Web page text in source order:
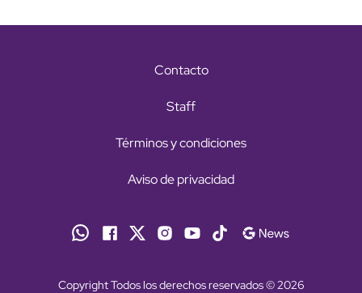
Contacto
Staff
Términos y condiciones
Aviso de privacidad
Copyright Todos los derechos reservados © 2026